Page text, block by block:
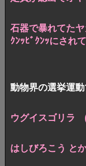
石器で暴れてた
ｸﾝｯﾋﾞｸﾝｯにされ
動物界の選挙運
ウグイスゴリラ
はしびろこう と